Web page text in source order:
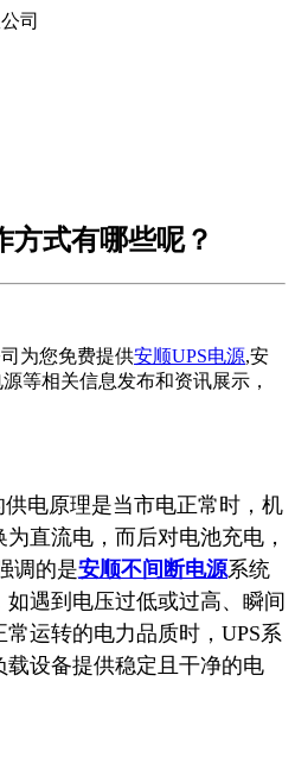
方式有哪些呢？
为您免费提供安顺UPS电源,安
等相关信息发布和资讯展示，
供电原理是当市电正常时，机
直流电，而后对电池充电，
调的是安顺不间断电源系统
遇到电压过低或过高、瞬间
运转的电力品质时，UPS系
设备提供稳定且干净的电